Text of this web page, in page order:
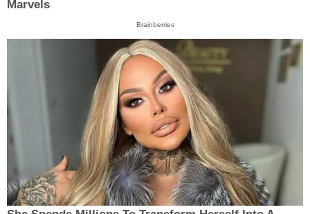
Marvels
Brainberries